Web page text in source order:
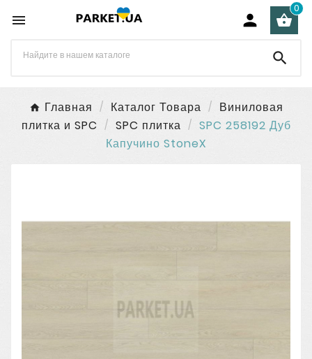
  
0

Главная Каталог Товара
Виниловая
плитка и SPC
SPC плитка
SPC 258192 Дуб
Капучино StoneX